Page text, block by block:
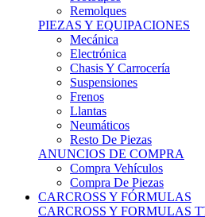
PIEZAS Y EQUIPACIONES
Mecánica
Electrónica
Chasis Y Carrocería
Suspensiones
Frenos
Llantas
Neumáticos
Resto De Piezas
ANUNCIOS DE COMPRA
Compra Vehículos
Compra De Piezas
CARCROSS Y FÓRMULAS
CARCROSS Y FORMULAS TT
Carcross